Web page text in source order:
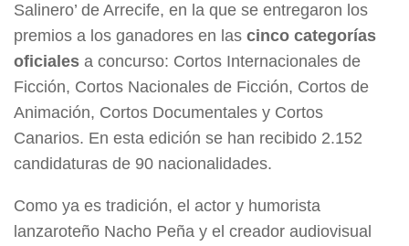
Salinero’ de Arrecife, en la que se entregaron los
premios a los ganadores en las cinco categorías
oficiales a concurso: Cortos Internacionales de
Ficción, Cortos Nacionales de Ficción, Cortos de
Animación, Cortos Documentales y Cortos
Canarios. En esta edición se han recibido 2.152
candidaturas de 90 nacionalidades.
Como ya es tradición, el actor y humorista
lanzaroteño Nacho Peña y el creador audiovisual